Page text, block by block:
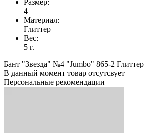
Размер:
4
Материал:
Глиттер
Вес:
5 г.
Бант "Звезда" №4 "Jumbo" 865-2
В данный момент товар отсутсвует
Персональные рекомендации